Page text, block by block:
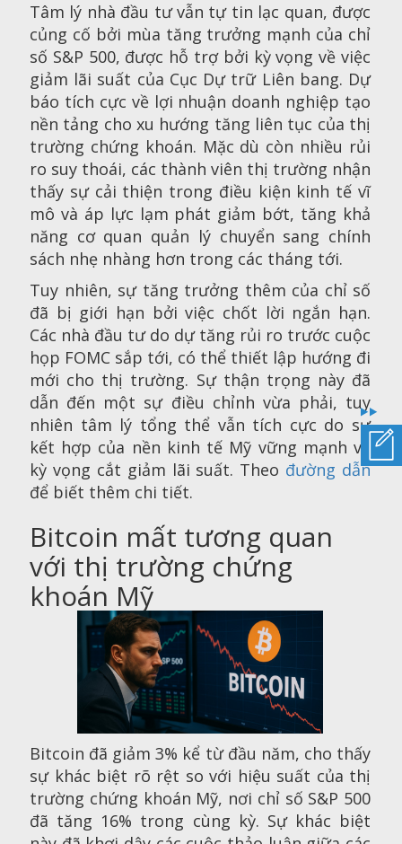
Tâm lý nhà đầu tư vẫn tự tin lạc quan, được
củng cố bởi mùa tăng trưởng mạnh của chỉ
số S&P 500, được hỗ trợ bởi kỳ vọng về việc
giảm lãi suất của Cục Dự trữ Liên bang. Dự
báo tích cực về lợi nhuận doanh nghiệp tạo
nền tảng cho xu hướng tăng liên tục của thị
trường chứng khoán. Mặc dù còn nhiều rủi
ro suy thoái, các thành viên thị trường nhận
thấy sự cải thiện trong điều kiện kinh tế vĩ
mô và áp lực lạm phát giảm bớt, tăng khả
năng cơ quan quản lý chuyển sang chính
sách nhẹ nhàng hơn trong các tháng tới.
Tuy nhiên, sự tăng trưởng thêm của chỉ số
đã bị giới hạn bởi việc chốt lời ngắn hạn.
Các nhà đầu tư do dự tăng rủi ro trước cuộc
họp FOMC sắp tới, có thể thiết lập hướng đi
mới cho thị trường. Sự thận trọng này đã
dẫn đến một sự điều chỉnh vừa phải, tuy
nhiên tâm lý tổng thể vẫn tích cực do sự
kết hợp của nền kinh tế Mỹ vững mạnh và
kỳ vọng cắt giảm lãi suất. Theo đường dẫn
để biết thêm chi tiết.
Bitcoin mất tương quan
với thị trường chứng
khoán Mỹ
Bitcoin đã giảm 3% kể từ đầu năm, cho thấy
sự khác biệt rõ rệt so với hiệu suất của thị
trường chứng khoán Mỹ, nơi chỉ số S&P 500
đã tăng 16% trong cùng kỳ. Sự khác biệt